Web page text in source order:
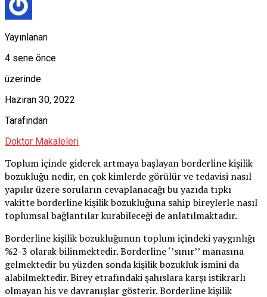
Yayınlanan
4 sene önce
üzerinde
Haziran 30, 2022
Tarafından
Doktor Makaleleri
Toplum içinde giderek artmaya başlayan borderline kişilik
bozukluğu nedir, en çok kimlerde görülür ve tedavisi nasıl
yapılır üzere soruların cevaplanacağı bu yazıda tıpkı
vakitte borderline kişilik bozukluğuna sahip bireylerle nasıl
toplumsal bağlantılar kurabileceği de anlatılmaktadır.
Borderline kişilik bozukluğunun toplum içindeki yaygınlığı
%2-3 olarak bilinmektedir. Borderline ‘’sınır’’ manasına
gelmektedir bu yüzden sonda kişilik bozukluk ismini da
alabilmektedir. Birey etrafındaki şahıslara karşı istikrarlı
olmayan his ve davranışlar gösterir. Borderline kişilik